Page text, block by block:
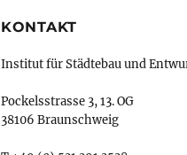
KONTAKT
Institut für Städtebau und
Pockelsstrasse 3, 13. OG
38106 Braunschweig